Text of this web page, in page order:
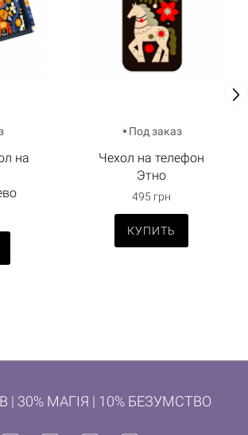
на
Под заказ
Чехол на телефон
Этно
495 грн
КУПИТЬ
| 30% МАГІЯ | 10% БЕЗУМСТВО